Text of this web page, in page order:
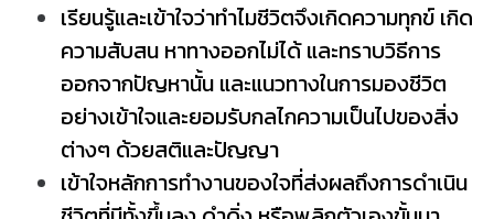
เรียนรู้และเข้าใจว่าทำไมชีวิตจึงเกิดความทุกข์ เกิด
ความสับสน หาทางออกไม่ได้ และทราบวิธีการ
ออกจากปัญหานั้น และแนวทางในการมองชีวิต
อย่างเข้าใจและยอมรับกลไกความเป็นไปของสิ่ง
ต่างๆ ด้วยสติและปัญญา
เข้าใจหลักการทำงานของใจที่ส่งผลถึงการดำเนิน